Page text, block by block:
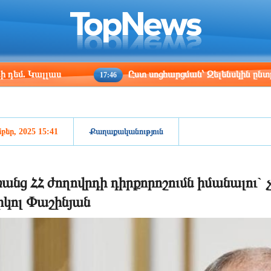
Los Angeles
06:52
Beijing
21:52
17:46 Ըստ սոցհարցման՝ Զելենսկին
2025 15:41 Քաղաքականություն
ՀՀ ժողովրդի դիրքորոշումն
Փաշինյան